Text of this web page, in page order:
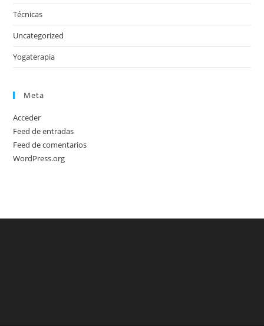
Técnicas
Uncategorized
Yogaterapia
Meta
Acceder
Feed de entradas
Feed de comentarios
WordPress.org